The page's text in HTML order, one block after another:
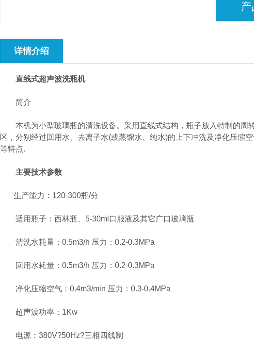
详情介绍
直线式超声波洗瓶机
简介
本机为小型玻璃瓶的清洗设备。采用直线式结构，瓶子放入特制的周
区，分别经过回用水、去离子水(或蒸馏水、纯水)的上下冲洗及净化压缩
等特点.
主要技术参数
生产能力：120-300瓶/分
适用瓶子：西林瓶、5-30ml口服液及其它广口玻璃瓶
清洗水耗量：0.5m3/h 压力：0.2-0.3MPa
回用水耗量：0.5m3/h 压力：0.2-0.3MPa
净化压缩空气：0.4m3/min 压力：0.3-0.4MPa
超声波功率：1Kw
电源：380V?50Hz?三相四线制